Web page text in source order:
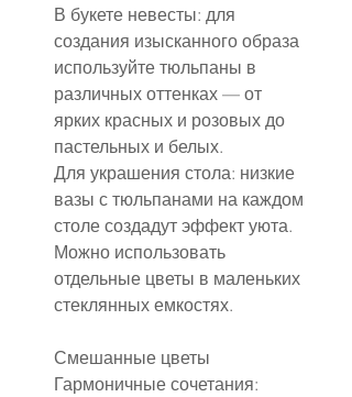
В букете невесты: для
создания изысканного образа
используйте тюльпаны в
различных оттенках — от
ярких красных и розовых до
пастельных и белых.
Для украшения стола: низкие
вазы с тюльпанами на каждом
столе создадут эффект уюта.
Можно использовать
отдельные цветы в маленьких
стеклянных емкостях.
Смешанные цветы
Гармоничные сочетания: